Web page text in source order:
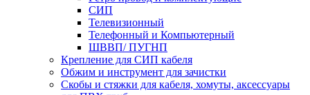
СИП
Телевизионный
Телефонный и Компьютерный
ШВВП/ ПУГНП
Крепление для СИП кабеля
Обжим и инструмент для зачистки
Скобы и стяжки для кабеля, хомуты, аксессуары